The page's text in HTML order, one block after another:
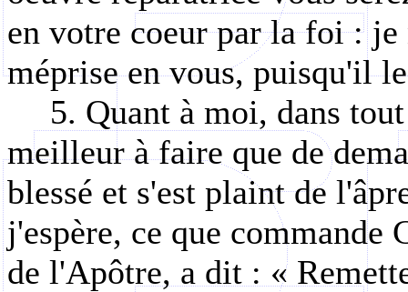
en votre coeur par la foi :
méprise en vous, puisqu'il
5. Quant à moi, dans
meilleur à faire que de
blessé et s'est plaint de
j'espère, ce que
de l'Apôtre, a dit : «